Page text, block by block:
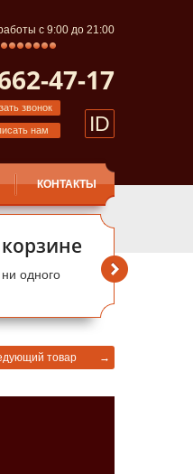
с 9:00 до 21:00
47-17
звонок
нам ID
КОНТАКТЫ
одного
товар →